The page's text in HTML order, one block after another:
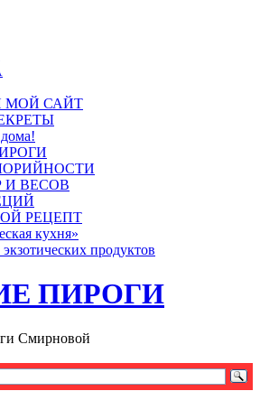
МОЙ САЙТ
И ВЕСОВ
РЕЦЕПТ
кухня»
продуктов
ПИРОГИ
Смирновой